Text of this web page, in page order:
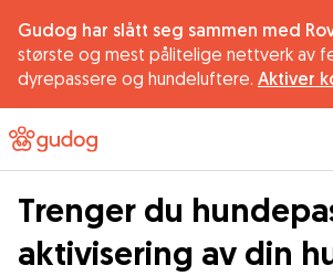
Gudog har slått seg sammen med
største og mest pålitelige nettverk av
dyrepassere og hundeluftere. Aktiver
Trenger du
aktivisering av din